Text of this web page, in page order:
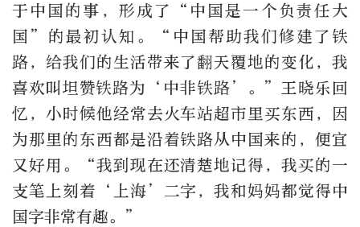
于中国的事，形成了“中国是一个负责任大
国”的最初认知。“中国帮助我们修建了铁
路，给我们的生活带来了翻天覆地的变化，我
喜欢叫坦赞铁路为‘中非铁路’。”王晓乐回
忆，小时候他经常去火车站超市里买东西，因
为那里的东西都是沿着铁路从中国来的，便宜
又好用。“我到现在还清楚地记得，我买的一
支笔上刻着‘上海’二字，我和妈妈都觉得中
国字非常有趣。”